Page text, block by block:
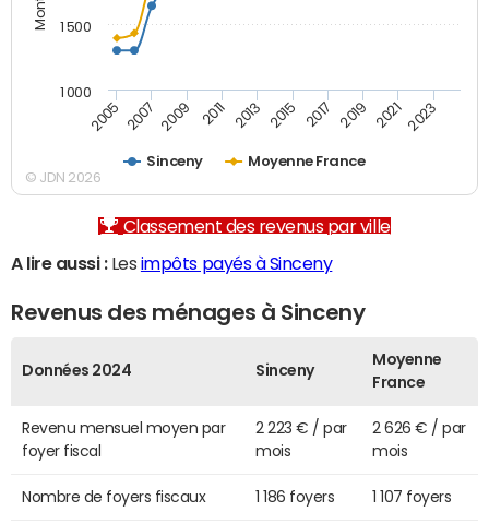
Sinceny Moyenne France
2005 2007 2009 2011 2013 2015 2017 2019 2021 2023
1 000
1 500
© JDN 2026
Classement des revenus par ville
A lire aussi :Les impôts payés à Sinceny
Revenus des ménages à Sinceny
Données 2024 Sinceny
Moyenne
France
Revenu mensuel moyen par
foyer fiscal
2 223 € / par
mois
2 626 € / par
mois
Nombre de foyers fiscaux 1 186 foyers 1 107 foyers